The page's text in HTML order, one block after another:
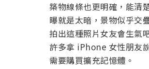
築物線條也更明確，能清
曝就是太暗，景物似乎交
拍出這種照片女友會生氣
許多拿 iPhone 女性朋友
需要購買擴充記憶體。